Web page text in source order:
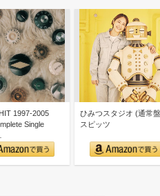
1997-2005
Single
ひみつスタジオ (通常
スピッツ